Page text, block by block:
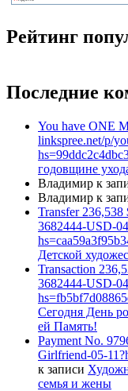
Рейтинг
Последние
You have ONE
linkspree.net/p/
годовщине
Владимир к
Владимир к
Transfer
3682444-USD-
Детской
Transaction
3682444-USD-
Сегодня День
ей Память!
Payment No.
Girlfriend-05-
к записи
семья и жены